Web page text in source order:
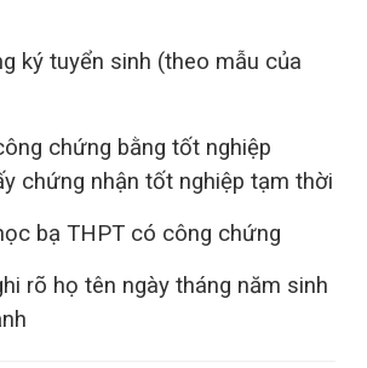
ký tuyển sinh (theo mẫu của
chứng bằng tốt nghiệp
chứng nhận tốt nghiệp tạm thời
bạ THPT có công chứng
rõ họ tên ngày tháng năm sinh